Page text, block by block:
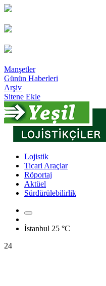
Manşetler
Günün Haberleri
Arşiv
Sitene Ekle
Lojistik
Ticari Araçlar
Röportaj
Aktüel
Sürdürülebilirlik
İstanbul 25 °C
24